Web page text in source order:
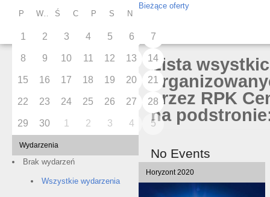
P Ś C P S N
1 2 3 4 5 6 7
8 9 10 11 12 13 14
15 16 17 18 19 20 21
22 23 24 25 26 27 28
29 30 1 2 3 4 5
Wydarzenia
Brak wydarzeń
Wszystkie wydarzenia
Bieżące oferty
Lista
przez RPK
na
No Events
Horyzont 2020